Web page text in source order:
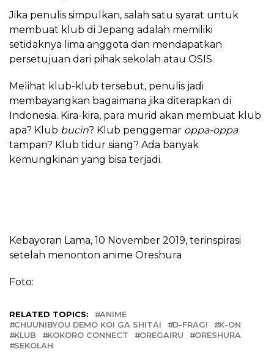
Jika penulis simpulkan, salah satu syarat untuk
membuat klub di Jepang adalah memiliki
setidaknya lima anggota dan mendapatkan
persetujuan dari pihak sekolah atau OSIS.
Melihat klub-klub tersebut, penulis jadi
membayangkan bagaimana jika diterapkan di
Indonesia. Kira-kira, para murid akan membuat klub
apa? Klub bucin? Klub penggemar oppa-oppa
tampan? Klub tidur siang? Ada banyak
kemungkinan yang bisa terjadi.
Kebayoran Lama, 10 November 2019, terinspirasi
setelah menonton anime Oreshura
Foto:
RELATED TOPICS:
ANIME
CHUUNIBYOU DEMO KOI GA SHITAI
D-FRAG!
K-ON
KLUB
KOKORO CONNECT OREGAIRU
ORESHURA
SEKOLAH